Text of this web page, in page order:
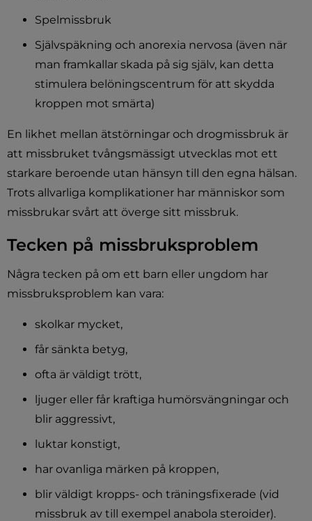
Spelmissbruk
Självspäkning och anorexia nervosa (även när
man framkallar skada på sig själv, kan detta
stimulera belöningscentrum för att skydda
kroppen mot smärta)
En likhet mellan ätstörningar och drogmissbruk är
att missbruket tvångsmässigt utvecklas mot ett
starkare beroende utan hänsyn till den egna hälsan.
Trots allvarliga komplikationer har människor som
missbrukar svårt att överge sitt missbruk.
Tecken på missbruksproblem
Några tecken på om ett barn eller ungdom har
missbruksproblem kan vara:
skolkar mycket,
får sänkta betyg,
ofta är väldigt trött,
ljuger eller får kraftiga humörsvängningar och
blir aggressivt,
luktar konstigt,
har ovanliga märken på kroppen,
blir väldigt kropps- och träningsfixerade (vid
missbruk av till exempel anabola steroider).